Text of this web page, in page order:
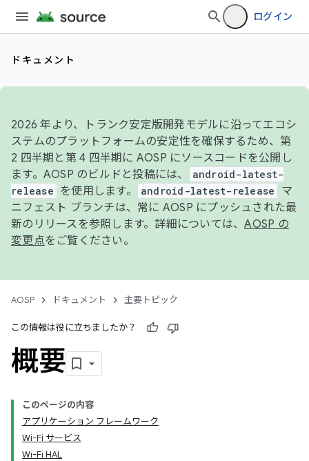
ログイン
ドキュメント
2026 年より、トランク安定版開発モデルに沿ってエコシ
ステムのプラットフォームの安定性を確保するため、第
2 四半期と第 4 四半期に AOSP にソースコードを公開し
ます。AOSP のビルドと投稿には、
android-latest-
release
を使用します。 android-latest-release
マ
ニフェスト ブランチは、常に AOSP にプッシュされた最
新のリリースを参照します。詳細については、AOSP の
変更点をご覧ください。
AOSP ドキュメント 主要トピック
この情報は役に立ちましたか？
概要
このページの内容
アプリケーション フレームワーク
Wi-Fi サービス
Wi-Fi HAL